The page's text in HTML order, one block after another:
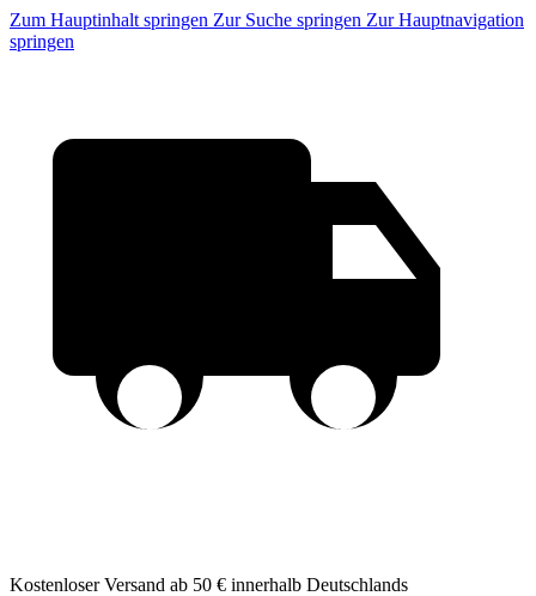
Zum Hauptinhalt springen Zur Suche springen Zur Hauptnavigation
springen
Kostenloser Versand ab 50 € innerhalb Deutschlands